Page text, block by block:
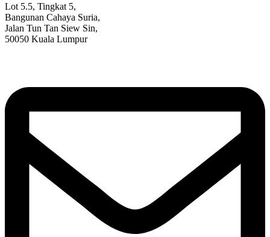
Lot 5.5, Tingkat 5,
Bangunan Cahaya Suria,
Jalan Tun Tan Siew Sin,
50050 Kuala Lumpur